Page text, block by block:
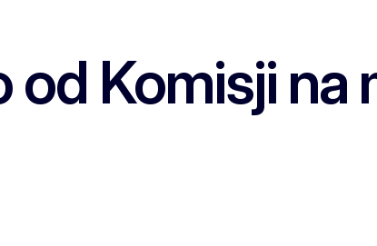
od Komisji